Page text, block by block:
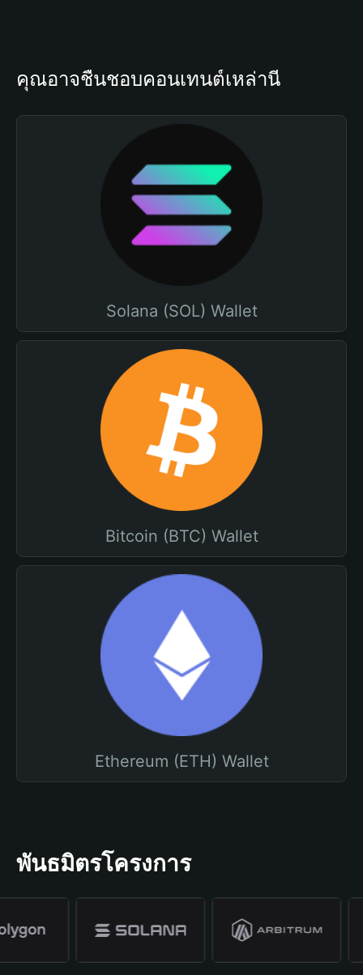
คุณอาจชื่นชอบคอนเทนต์เหล่านี้
Solana (SOL) Wallet
Bitcoin (BTC) Wallet
Ethereum (ETH) Wallet
พันธมิตรโครงการ